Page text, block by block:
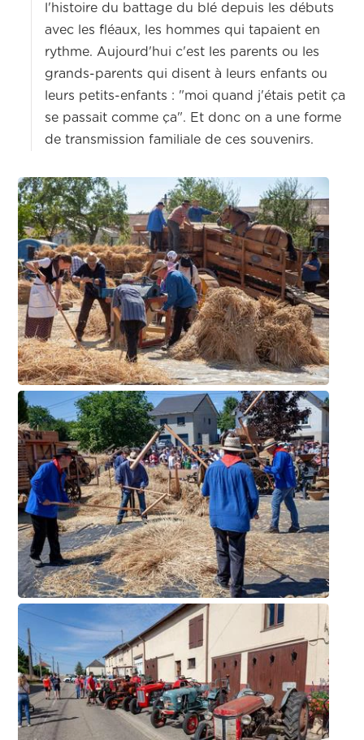
l'histoire du battage du blé depuis les débuts
avec les fléaux, les hommes qui tapaient en
rythme. Aujourd'hui c'est les parents ou les
grands-parents qui disent à leurs enfants ou
leurs petits-enfants : "moi quand j'étais petit ça
se passait comme ça". Et donc on a une forme
de transmission familiale de ces souvenirs.